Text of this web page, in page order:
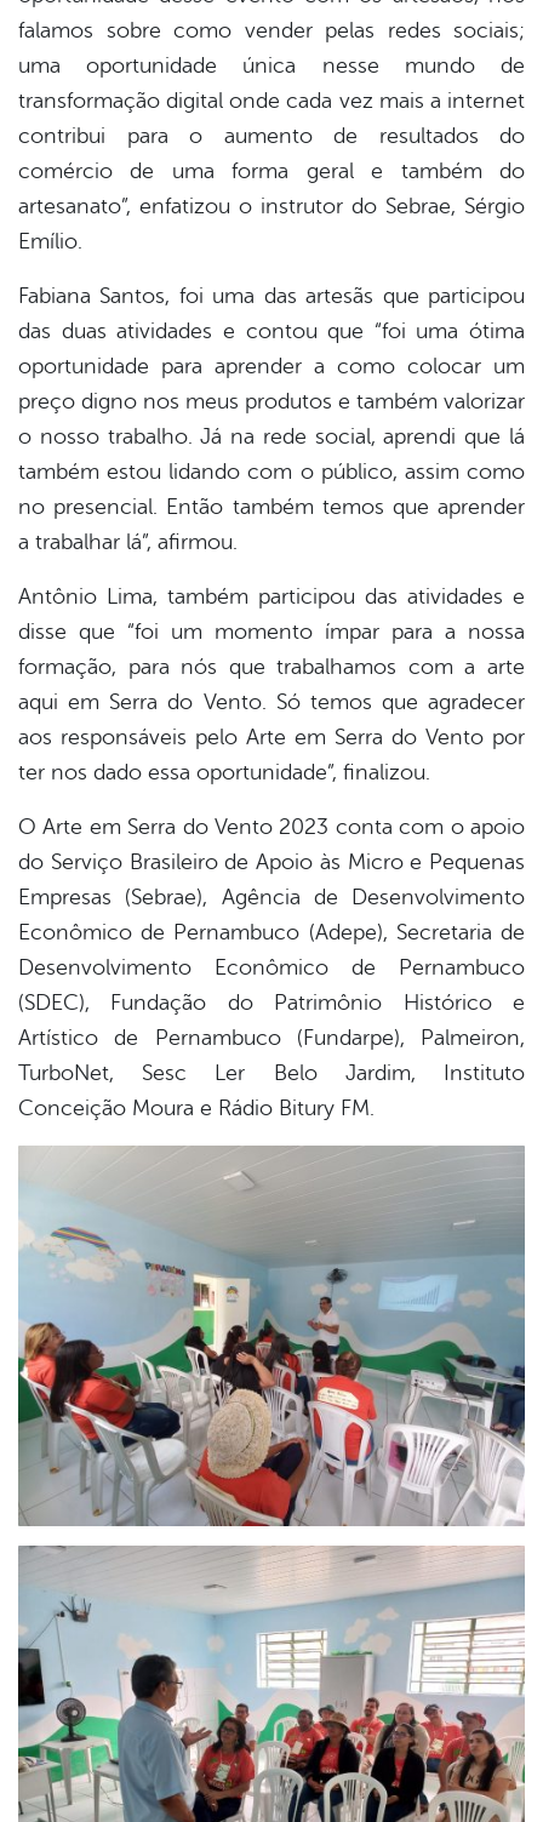
falamos sobre como vender pelas redes sociais;
uma oportunidade única nesse mundo de
transformação digital onde cada vez mais a internet
contribui para o aumento de resultados do
comércio de uma forma geral e também do
artesanato”, enfatizou o instrutor do Sebrae, Sérgio
Emílio.
Fabiana Santos, foi uma das artesãs que participou
das duas atividades e contou que “foi uma ótima
oportunidade para aprender a como colocar um
preço digno nos meus produtos e também valorizar
o nosso trabalho. Já na rede social, aprendi que lá
também estou lidando com o público, assim como
no presencial. Então também temos que aprender
a trabalhar lá”, afirmou.
Antônio Lima, também participou das atividades e
disse que “foi um momento ímpar para a nossa
formação, para nós que trabalhamos com a arte
aqui em Serra do Vento. Só temos que agradecer
aos responsáveis pelo Arte em Serra do Vento por
ter nos dado essa oportunidade”, finalizou.
O Arte em Serra do Vento 2023 conta com o apoio
do Serviço Brasileiro de Apoio às Micro e Pequenas
Empresas (Sebrae), Agência de Desenvolvimento
Econômico de Pernambuco (Adepe), Secretaria de
Desenvolvimento Econômico de Pernambuco
(SDEC), Fundação do Patrimônio Histórico e
Artístico de Pernambuco (Fundarpe), Palmeiron,
TurboNet, Sesc Ler Belo Jardim, Instituto
Conceição Moura e Rádio Bitury FM.